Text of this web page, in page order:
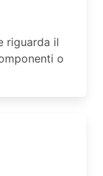
riguarda il
o